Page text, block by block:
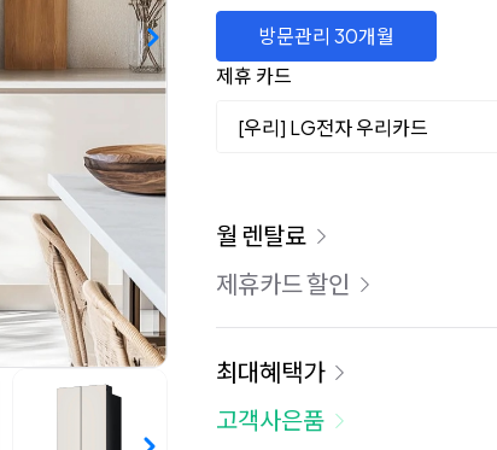
방문관리 30개월
제휴 카드
[우리] LG전자 우리카드
이용 요금
월 렌탈료
제휴카드 할인
최대혜택가
고객사은품